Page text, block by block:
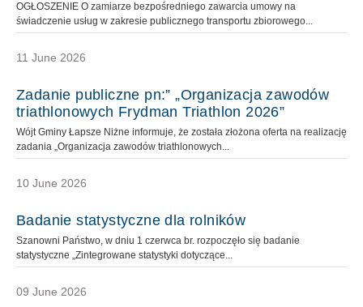
OGŁOSZENIE O zamiarze bezpośredniego zawarcia umowy na
świadczenie usług w zakresie publicznego transportu zbiorowego...
11 June 2026
Zadanie publiczne pn:” „Organizacja zawodów
triathlonowych Frydman Triathlon 2026”
Wójt Gminy Łapsze Niżne informuje, że została złożona oferta na realizację
zadania „Organizacja zawodów triathlonowych...
10 June 2026
Badanie statystyczne dla rolników
Szanowni Państwo, w dniu 1 czerwca br. rozpoczęło się badanie
statystyczne „Zintegrowane statystyki dotyczące...
09 June 2026